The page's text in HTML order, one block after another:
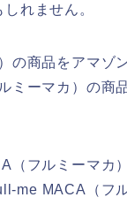
れません。
商品をアマゾ
ーマカ）の商
フルミーマカ
me MACA（フ